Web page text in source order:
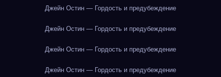
Джейн Остин — Гордость и предубеждение
Джейн Остин — Гордость и предубеждение
Джейн Остин — Гордость и предубеждение
Джейн Остин — Гордость и предубеждение